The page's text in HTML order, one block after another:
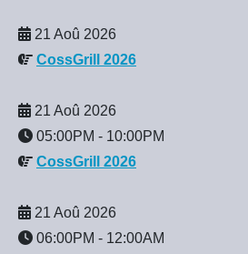
21 Aoû 2026
CossGrill 2026
21 Aoû 2026
05:00PM - 10:00PM
CossGrill 2026
21 Aoû 2026
06:00PM - 12:00AM